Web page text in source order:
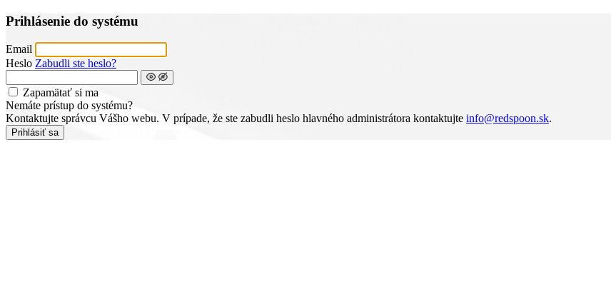
Prihlásenie do systému
Email
Heslo Zabudli ste heslo?
Zapamätať si ma
Nemáte prístup do systému?
Kontaktujte správcu Vášho webu. V prípade, že ste zabudli heslo hlavného administrátora kontaktujte info@redspoon.sk.
Prihlásiť sa